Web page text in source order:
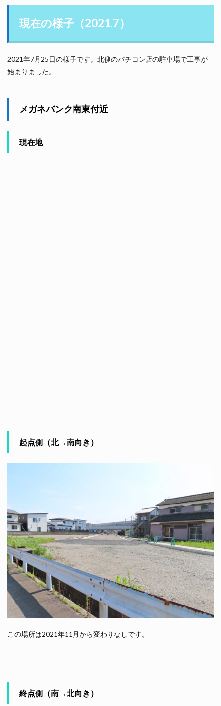
現在の様子（2021.7）
2021年7月25日の様子です。北側のパチコン店の駐車場で工事が
始まりました。
メガネバンク南東付近
現在地
起点側（北→南向き）
この場所は2021年11月から変わりなしです。
終点側（南→北向き）